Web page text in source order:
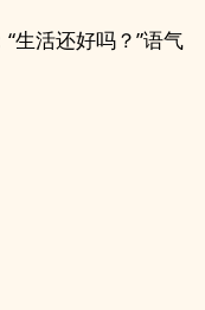
生活还好吗？”语气